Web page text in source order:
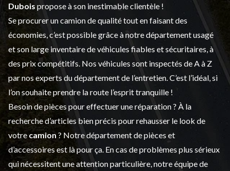
Dubois propose à son inestimable clientèle !
Se procurer un camion de qualité tout en faisant des
économies, c’est possible grâce à notredépartement usagé
et son large inventaire de véhicules fiables et sécuritaires, à
des prix compétitifs. Nos véhicules sont inspectés de A à Z
par nos experts du département de l’entretien . C’est l’idéal, si
l’on souhaite prendre la route l’esprit tranquille !
Besoin de pièces pour effectuer une réparation ? À la
recherche d’articles bien précis pour rehausser le look de
votre camion ? Notre département depièces et
d’accessoiresest là pour ça. En cas de problèmes plus sérieux
qui nécessitent une attention particulière, notre équipe de